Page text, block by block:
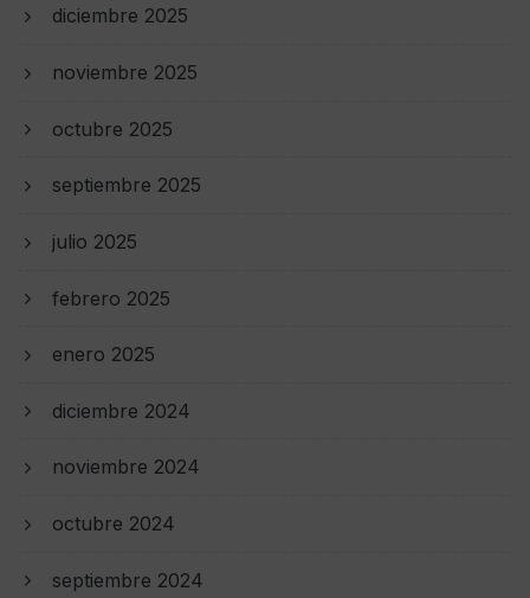
diciembre 2025
noviembre 2025
octubre 2025
septiembre 2025
julio 2025
febrero 2025
enero 2025
diciembre 2024
noviembre 2024
octubre 2024
septiembre 2024